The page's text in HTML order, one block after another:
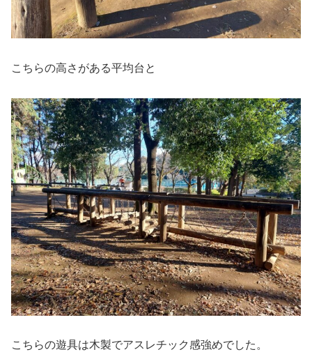
こちらの高さがある平均台と
こちらの遊具は木製でアスレチック感強めでした。